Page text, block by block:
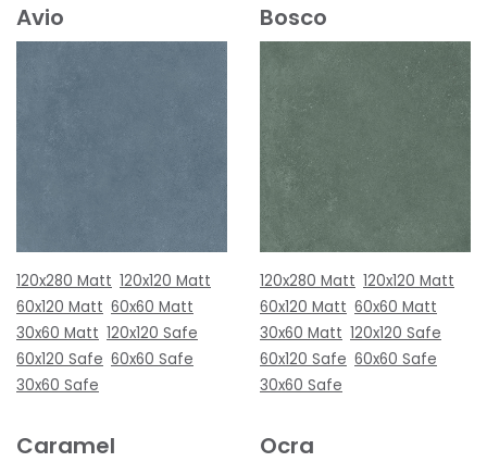
Avio
120x280 Matt 120x120 Matt
60x120 Matt 60x60 Matt
30x60 Matt 120x120 Safe
60x120 Safe 60x60 Safe
30x60 Safe
Bosco
120x280 Matt 120x120 Matt
60x120 Matt 60x60 Matt
30x60 Matt 120x120 Safe
60x120 Safe 60x60 Safe
30x60 Safe
Caramel Ocra